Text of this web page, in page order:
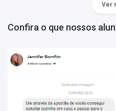
- Você receberá um bônus
básicas (Língua Portuguesa e
temas são abordados conforme
Matérias da Apostila:
Língua Portuguesa
Ver
Confira o que nossos